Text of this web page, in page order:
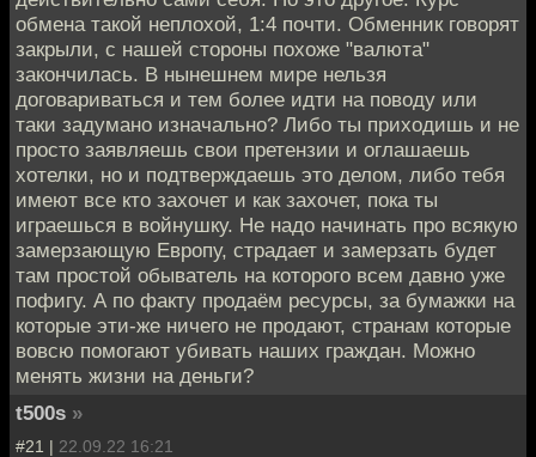
обмена такой неплохой, 1:4 почти. Обменник говорят
закрыли, с нашей стороны похоже "валюта"
закончилась. В нынешнем мире нельзя
договариваться и тем более идти на поводу или
таки задумано изначально? Либо ты приходишь и не
просто заявляешь свои претензии и оглашаешь
хотелки, но и подтверждаешь это делом, либо тебя
имеют все кто захочет и как захочет, пока ты
играешься в войнушку. Не надо начинать про всякую
замерзающую Европу, страдает и замерзать будет
там простой обыватель на которого всем давно уже
пофигу. А по факту продаём ресурсы, за бумажки на
которые эти-же ничего не продают, странам которые
вовсю помогают убивать наших граждан. Можно
менять жизни на деньги?
t500s »
#21 | 22.09.22 16:21